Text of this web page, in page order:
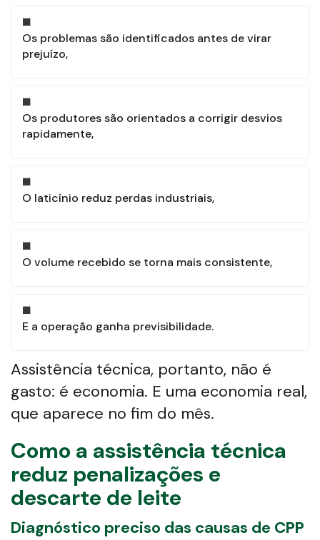
Os problemas são identificados antes de virar
prejuízo,
Os produtores são orientados a corrigir desvios
rapidamente,
O laticínio reduz perdas industriais,
O volume recebido se torna mais consistente,
E a operação ganha previsibilidade.
Assistência técnica, portanto, não é
gasto: é economia. E uma economia real,
que aparece no fim do mês.
Como a assistência técnica
reduz penalizações e
descarte de leite
Diagnóstico preciso das causas de CPP